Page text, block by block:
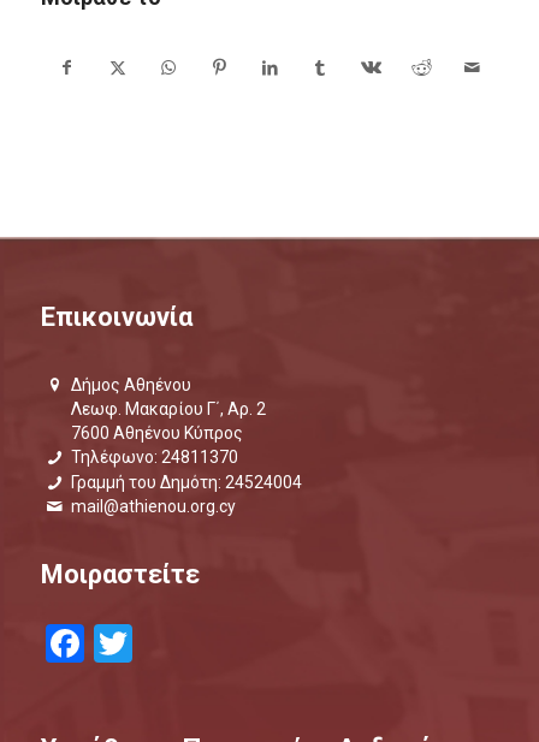
Επικοινωνία
Δήμος Αθηένου
Λεωφ. Μακαρίου Γ΄, Αρ. 2
7600 Αθηένου Κύπρος
Τηλέφωνο: 24811370
Γραμμή του Δημότη: 24524004
mail@athienou.org.cy
Μοιραστείτε
Facebook
Twitter